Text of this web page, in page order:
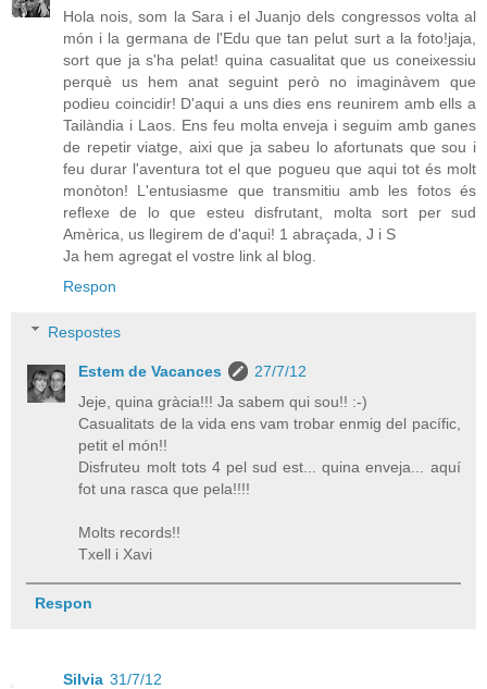
Hola nois, som la Sara i el Juanjo dels congressos volta al
món i la germana de l'Edu que tan pelut surt a la foto!jaja,
sort que ja s'ha pelat! quina casualitat que us coneixessiu
perquè us hem anat seguint però no imaginàvem que
podieu coincidir! D'aqui a uns dies ens reunirem amb ells a
Tailàndia i Laos. Ens feu molta enveja i seguim amb ganes
de repetir viatge, aixi que ja sabeu lo afortunats que sou i
feu durar l'aventura tot el que pogueu que aqui tot és molt
monòton! L'entusiasme que transmitiu amb les fotos és
reflexe de lo que esteu disfrutant, molta sort per sud
Amèrica, us llegirem de d'aqui! 1 abraçada, J i S
Ja hem agregat el vostre link al blog.
Respon
Respostes
Estem de Vacances
27/7/12
Jeje, quina gràcia!!! Ja sabem qui sou!! :-)
Casualitats de la vida ens vam trobar enmig del pacífic,
petit el món!!
Disfruteu molt tots 4 pel sud est... quina enveja... aquí
fot una rasca que pela!!!!
Molts records!!
Txell i Xavi
Respon
Silvia 31/7/12